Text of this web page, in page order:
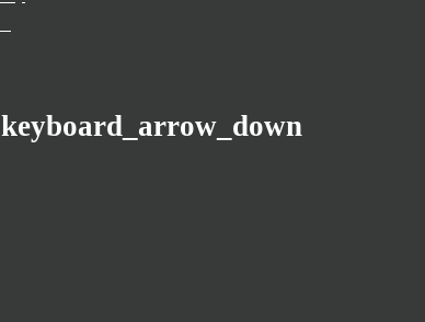
keyboard_arrow_down